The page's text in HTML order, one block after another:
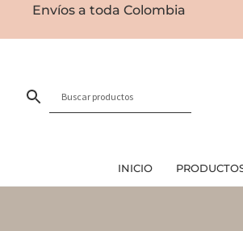
Envíos a toda Colombia
INICIO